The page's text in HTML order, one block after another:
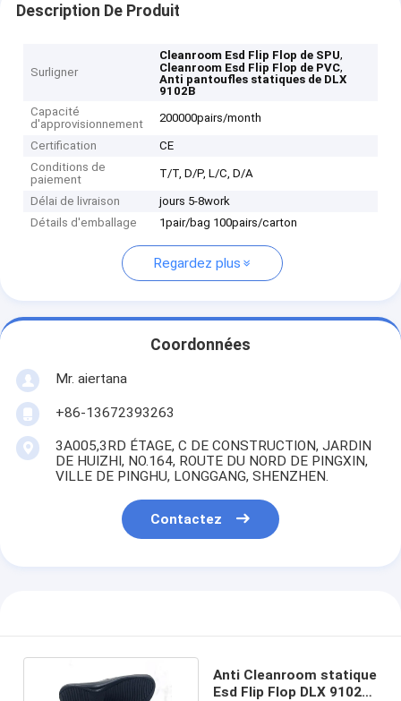
Description De Produit
Surligner
Cleanroom Esd Flip Flop de SPU,
Cleanroom Esd Flip Flop de PVC,
Anti pantoufles statiques de DLX
9102B
Capacité
d'approvisionnement
200000pairs/month
Certification
CE
Conditions de
paiement
T/T, D/P, L/C, D/A
Délai de livraison
jours 5-8work
Détails d'emballage
1pair/bag 100pairs/carton
Regardez plus
Coordonnées
Mr. aiertana
+86-13672393263
3A005,3RD ÉTAGE, C DE CONSTRUCTION, JARDIN
DE HUIZHI, NO.164, ROUTE DU NORD DE PINGXIN,
VILLE DE PINGHU, LONGGANG, SHENZHEN.
Contactez
Anti Cleanroom statique
Esd Flip Flop DLX 9102B